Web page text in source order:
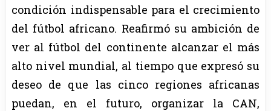
condición indispensable para el crecimiento
del fútbol africano. Reafirmó su ambición de
ver al fútbol del continente alcanzar el más
alto nivel mundial, al tiempo que expresó su
deseo de que las cinco regiones africanas
puedan, en el futuro, organizar la CAN,